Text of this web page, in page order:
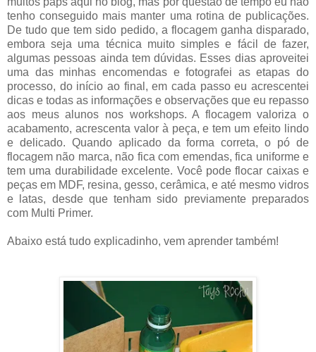
tenho conseguido mais manter uma rotina de publicações.
De tudo que tem sido pedido, a flocagem ganha disparado,
embora seja uma técnica muito simples e fácil de fazer,
algumas pessoas ainda tem dúvidas. Esses dias aproveitei
uma das minhas encomendas e fotografei as etapas do
processo, do início ao final, em cada passo eu acrescentei
dicas e todas as informações e observações que eu repasso
aos meus alunos nos workshops. A flocagem valoriza o
acabamento, acrescenta valor à peça, e tem um efeito lindo
e delicado. Quando aplicado da forma correta, o pó de
flocagem não marca, não fica com emendas, fica uniforme e
tem uma durabilidade excelente. Você pode flocar caixas e
peças em MDF, resina, gesso, cerâmica, e até mesmo vidros
e latas, desde que tenham sido previamente preparados
com Multi Primer.
Abaixo está tudo explicadinho, vem aprender também!